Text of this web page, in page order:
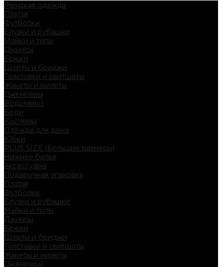
Женская одежда
Платья
Футболки
Блузки и рубашки
Майки и топы
Джинсы
Брюки
Шорты и бриджи
Толстовки и свитшоты
Жакеты и жилеты
Джемперы
Водолазки
Боди
Костюмы
Одежда для дома
Юбки
PLUS SIZE (Большие размеры)
Нижнее белье
Аксессуары
Подарочная упаковка
Платья
Футболки
Блузки и рубашки
Майки и топы
Джинсы
Брюки
Шорты и бриджи
Толстовки и свитшоты
Жакеты и жилеты
Джемперы